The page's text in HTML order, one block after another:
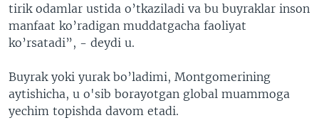
tirik odamlar ustida o’tkaziladi va bu buyraklar inson
manfaat ko’radigan muddatgacha faoliyat
ko’rsatadi”, - deydi u.
Buyrak yoki yurak bo’ladimi, Montgomerining
aytishicha, u o'sib borayotgan global muammoga
yechim topishda davom etadi.